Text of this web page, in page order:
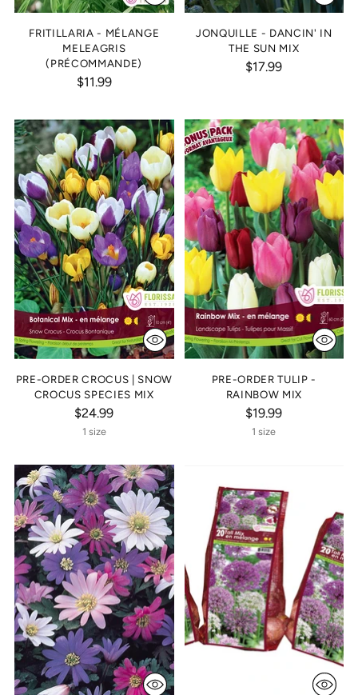
FRITILLARIA - MÉLANGE
MELEAGRIS
(PRÉCOMMANDE)
$11.99
JONQUILLE - DANCIN' IN
THE SUN MIX
$17.99
PRE-ORDER CROCUS | SNOW
CROCUS SPECIES MIX
$24.99
1 size
PRE-ORDER TULIP -
RAINBOW MIX
$19.99
1 size